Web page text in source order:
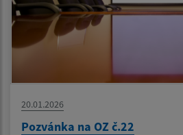
20.01.2026
Pozvánka na OZ č.22